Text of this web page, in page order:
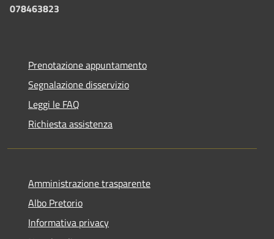
078463823
Prenotazione appuntamento
Segnalazione disservizio
Leggi le FAQ
Richiesta assistenza
Amministrazione trasparente
Albo Pretorio
Informativa privacy